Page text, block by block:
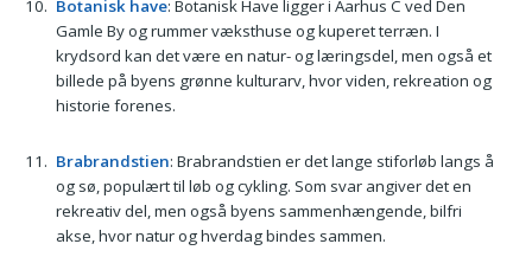
Botanisk have: Botanisk Have ligger i Aarhus C ved Den
Gamle By og rummer væksthuse og kuperet terræn. I
krydsord kan det være en natur- og læringsdel, men også et
billede på byens grønne kulturarv, hvor viden, rekreation og
historie forenes.
Brabrandstien: Brabrandstien er det lange stiforløb langs å
og sø, populært til løb og cykling. Som svar angiver det en
rekreativ del, men også byens sammenhængende, bilfri
akse, hvor natur og hverdag bindes sammen.